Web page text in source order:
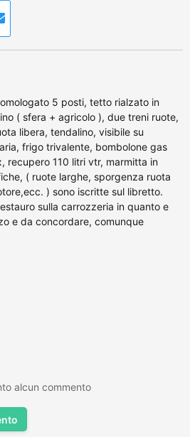
5 posti, tetto rialzato in
( sfera + agricolo ), due treni ruote,
libera, tendalino, visibile su
frigo trivalente, bombolone gas
recupero 110 litri vtr, marmitta in
( ruote larghe, sporgenza ruota
) sono iscritte sul libretto.
sulla carrozzeria in quanto e
e da concordare, comunque
alcun commento